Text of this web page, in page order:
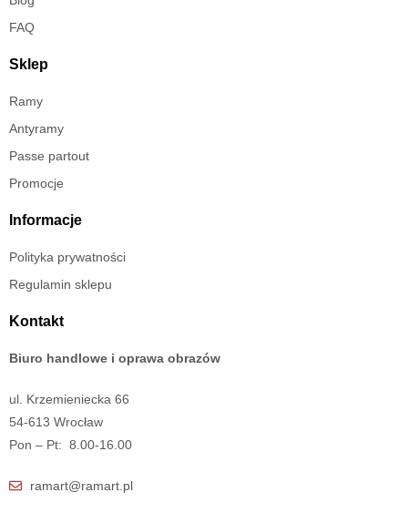
FAQ
Sklep
Ramy
Antyramy
Passe partout
Promocje
Informacje
Polityka prywatności
Regulamin sklepu
Kontakt
Biuro handlowe i oprawa obrazów
ul. Krzemieniecka 66
54-613 Wrocław
Pon – Pt: 8.00-16.00
ramart@ramart.pl